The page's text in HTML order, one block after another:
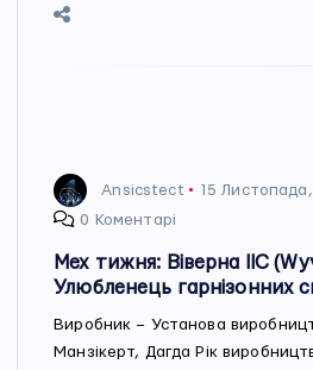
Ansicstect
15 Листопада,
0 Коментарі
Мех тижня: Віверна ІІС
Улюбленець гарнізонних
Виробник – Установа
Манзікерт, Дагда Рік